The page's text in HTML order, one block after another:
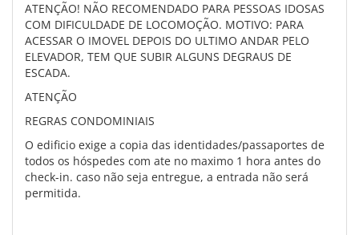
ATENÇÃO! NÃO RECOMENDADO PARA PESSOAS IDOSAS
COM DIFICULDADE DE LOCOMOÇÃO. MOTIVO: PARA
ACESSAR O IMOVEL DEPOIS DO ULTIMO ANDAR PELO
ELEVADOR, TEM QUE SUBIR ALGUNS DEGRAUS DE
ESCADA.
ATENÇÃO
REGRAS CONDOMINIAIS
O edificio exige a copia das identidades/passaportes de
todos os hóspedes com ate no maximo 1 hora antes do
check-in. caso não seja entregue, a entrada não será
permitida.